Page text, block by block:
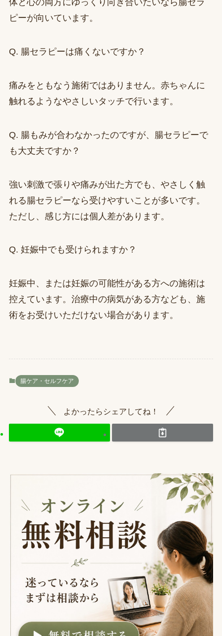
体と心の両方にゆっくり向き合いたいなら腸セラ
ピーが向いています。
Q. 腸セラピーは痛くないですか？
痛みをともなう施術ではありません。赤ちゃんに
触れるようなやさしいタッチで行います。
Q. 腸もみが合わなかったのですが、腸セラピーで
も大丈夫ですか？
強い刺激で張りや痛みが出た方でも、やさしく触
れる腸セラピーなら受けやすいことが多いです。
ただし、感じ方には個人差があります。
Q. 妊娠中でも受けられますか？
妊娠中、または妊娠の可能性がある方への施術は
控えています。治療中の病気がある方なども、施
術をお受けいただけない場合があります。
腸ケア・セルフケア
よかったらシェアしてね！